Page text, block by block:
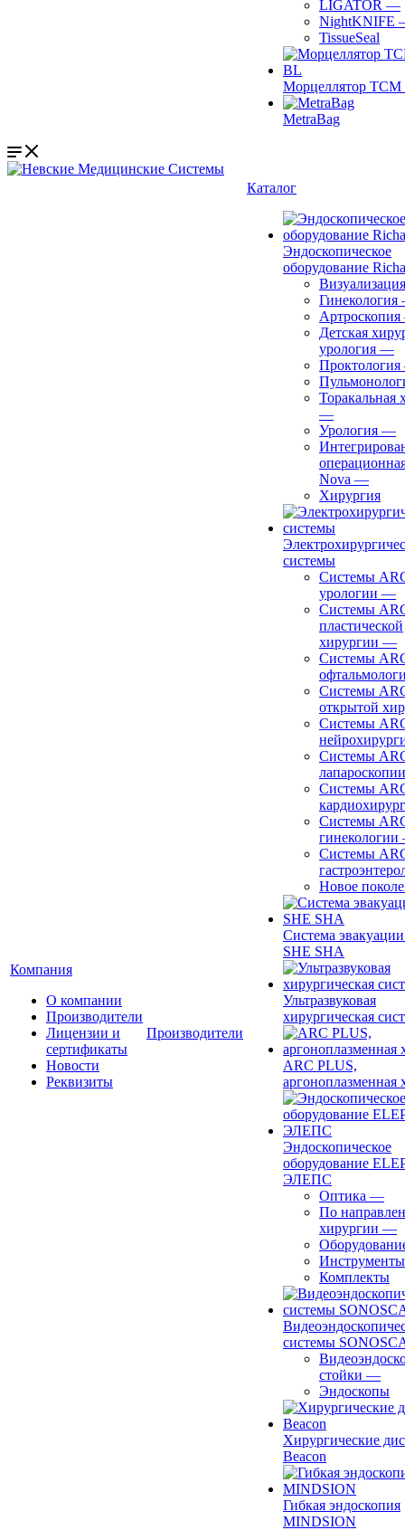
LIGATOR —
NightKNIFE
TissueSeal
Морцеллятор ТСМ
MetraBag
Компания
О компании
Производители
Лицензии и
сертификаты
Новости
Реквизиты
Производители
Каталог
Эндоскопическое
оборудование
Визуализация
Гинекология
Артроскопия
Детская
урология —
Проктология
Торакальная
—
Урология —
Nova —
Хирургия
системы
Системы
урологии —
Системы
пластической
хирургии —
Системы
Системы
открытой
Системы
Системы
лапароскопии
Системы
Системы
гинекологии
Системы
Новое
Система
SHE SHA
Ультразвуковая
хирургическая
ARC PLUS,
аргоноплазменная
Эндоскопическое
оборудование
ЭЛЕПС
Оптика —
По
хирургии —
Инструменты
Комплекты
системы
стойки —
Эндоскопы
Хирургические
Beacon
Гибкая эндоскопия
MINDSION